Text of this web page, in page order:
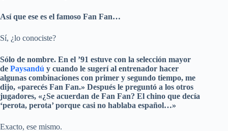
Así que ese es el famoso Fan Fan…
Sí, ¿lo conociste?
Sólo de nombre. En el ’91 estuve con la selección mayor
de Paysandú y cuando le sugerí al entrenador hacer
algunas combinaciones con primer y segundo tiempo, me
dijo, «parecés Fan Fan.» Después le preguntó a los otros
jugadores, «¿Se acuerdan de Fan Fan? El chino que decía
‘perota, perota’ porque casi no hablaba español…»
Exacto, ese mismo.